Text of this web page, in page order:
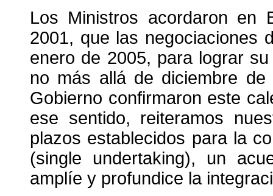
Los Ministros acordaron en
2001, que las negociaciones
enero de 2005, para lograr
no más allá de diciembre
Gobierno confirmaron este
ese sentido, reiteramos
plazos establecidos para la
(single undertaking), un
amplíe y profundice la